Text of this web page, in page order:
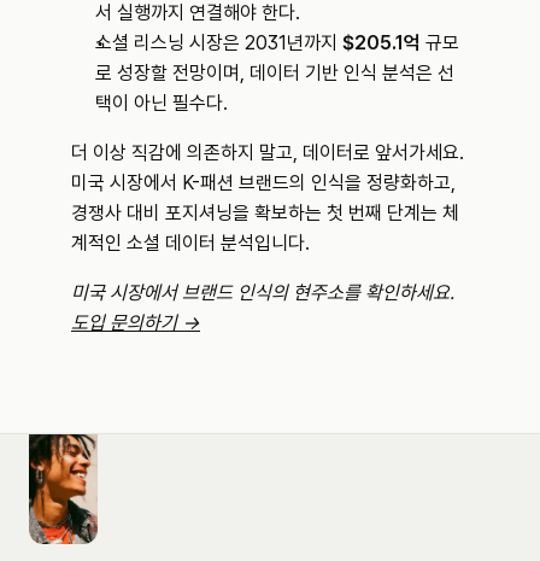
서 실행까지 연결해야 한다.
소셜 리스닝 시장은 2031년까지 $205.1억 규모
로 성장할 전망이며, 데이터 기반 인식 분석은 선
택이 아닌 필수다.
더 이상 직감에 의존하지 말고, 데이터로 앞서가세요.
미국 시장에서 K-패션 브랜드의 인식을 정량화하고,
경쟁사 대비 포지셔닝을 확보하는 첫 번째 단계는 체
계적인 소셜 데이터 분석입니다.
도입 문의하기 →